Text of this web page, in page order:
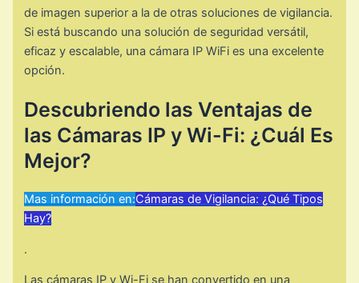
de imagen superior a la de otras soluciones de vigilancia.
Si está buscando una solución de seguridad versátil,
eficaz y escalable, una cámara IP WiFi es una excelente
opción.
Descubriendo las Ventajas de
las Cámaras IP y Wi-Fi: ¿Cuál Es
Mejor?
Mas información en:Cámaras de Vigilancia: ¿Qué Tipos
Hay?
.